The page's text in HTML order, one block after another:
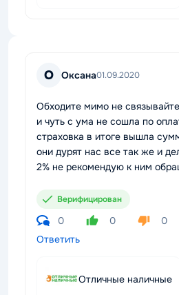
О Оксана01.09.2020
Обходите мимо не
и чуть с ума не сошла по
страховка в итоге вышла
они дурят нас все так же и
2% не рекомендую к ним
Верифицирован
0 0
0
Ответить
Отличные наличные